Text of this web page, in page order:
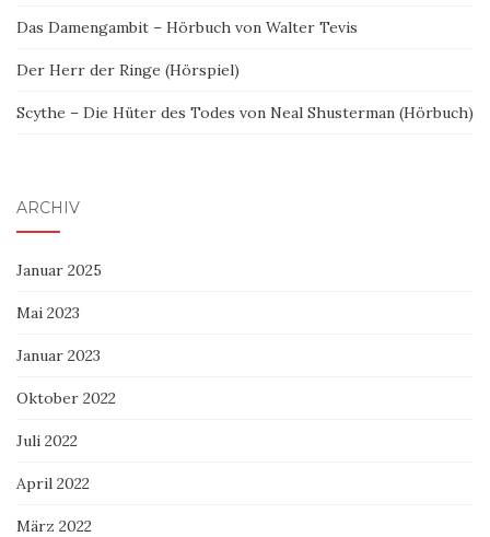
Das Damengambit – Hörbuch von Walter Tevis
Der Herr der Ringe (Hörspiel)
Scythe – Die Hüter des Todes von Neal Shusterman (Hörbuch)
ARCHIV
Januar 2025
Mai 2023
Januar 2023
Oktober 2022
Juli 2022
April 2022
März 2022